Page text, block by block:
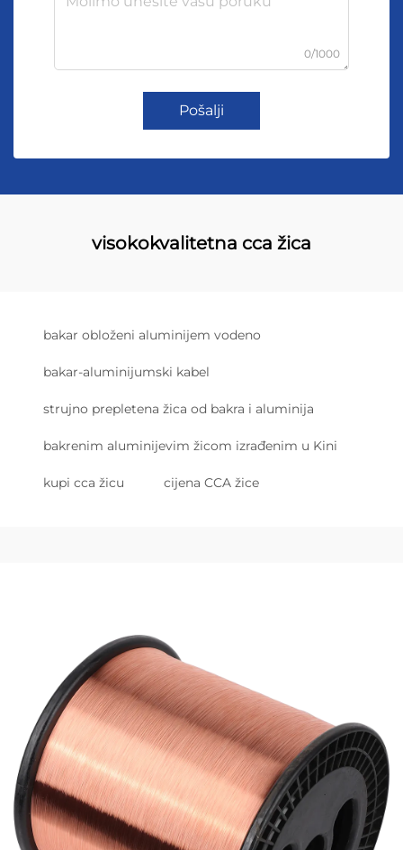
0/1000
Pošalji
visokokvalitetna cca žica
bakar obloženi aluminijem vodeno
bakar-aluminijumski kabel
strujno prepletena žica od bakra i aluminija
bakrenim aluminijevim žicom izrađenim u Kini
kupi cca žicu cijena CCA žice